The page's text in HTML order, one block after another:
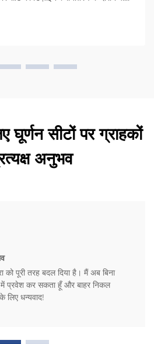
तक घुमाता है, ताकि लोग...
घूर्णन सीटों पर ग्राहकों
अनुभव
को पूरी तरह बदल दिया है। मैं अब बिना
में प्रवेश कर सकता हूँ और बाहर निकल
लिए धन्यवाद!